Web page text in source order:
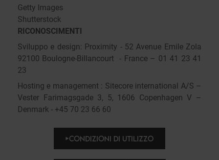
Getty Images
Shutterstock
RICONOSCIMENTI
Sviluppo e design: Proximity - 52 Avenue Emile Zola
92100 Boulogne-Billancourt - France – 01 41 23 41
23
Hosting e management : Sitecore international A/S –
Vester Farimagsgade 3, 5, 1606 Copenhagen V –
Denmark - +45 70 23 66 60
CONDIZIONI DI UTILIZZO